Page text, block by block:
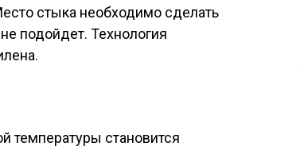
стыка необходимо сделать
подойдет. Технология
температуры становится